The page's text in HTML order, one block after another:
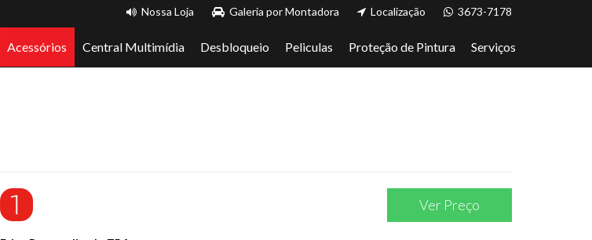
Nossa Loja Galeria por Montadora Localização 3673-7178
Acessórios Central Multimídia Desbloqueio Peliculas Proteção de Pintura Serviços
Ver Preço